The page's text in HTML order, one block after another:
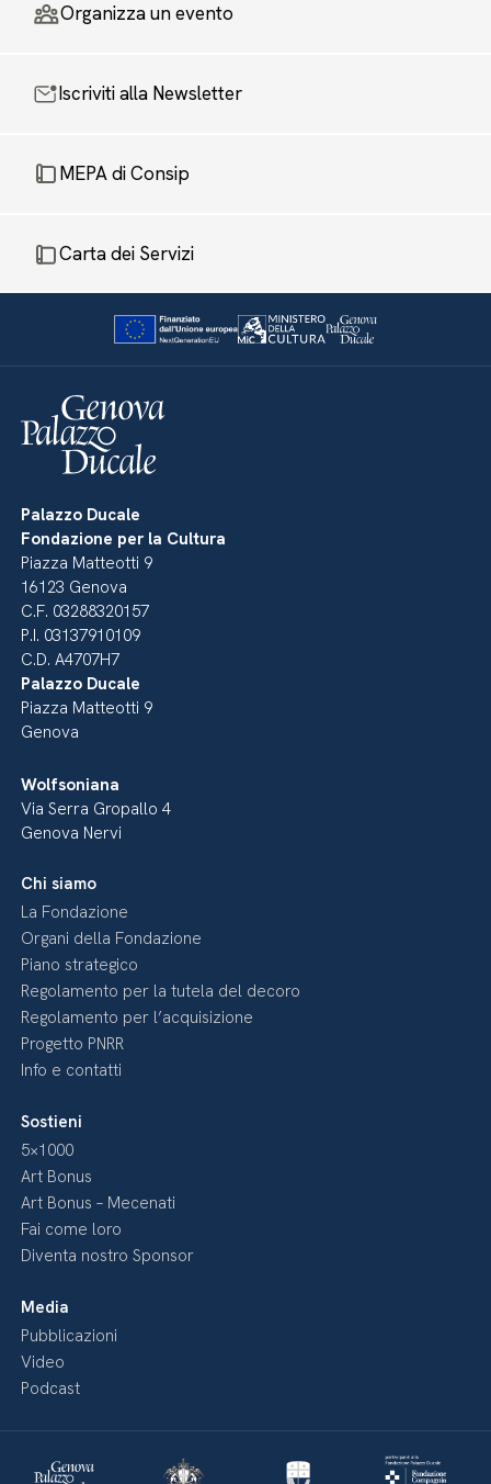
Organizza un evento
Iscriviti alla Newsletter
MEPA di Consip
Carta dei Servizi
Palazzo Ducale
Fondazione per la Cultura
Piazza Matteotti 9
16123 Genova
C.F. 03288320157
P.I. 03137910109
C.D. A4707H7
Palazzo Ducale
Piazza Matteotti 9
Genova
Wolfsoniana
Via Serra Gropallo 4
Genova Nervi
Chi siamo
La Fondazione
Organi della Fondazione
Piano strategico
Regolamento per la tutela del decoro
Regolamento per l’acquisizione
Progetto PNRR
Info e contatti
Sostieni
5×1000
Art Bonus
Art Bonus – Mecenati
Fai come loro
Diventa nostro Sponsor
Media
Pubblicazioni
Video
Podcast